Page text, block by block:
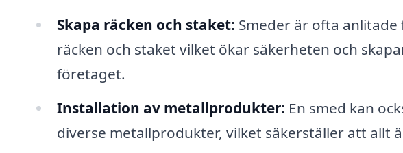
Skapa räcken och staket: Smeder är ofta
räcken och staket vilket ökar säkerheten och
företaget.
Installation av metallprodukter: En smed kan
diverse metallprodukter, vilket säkerställer att allt